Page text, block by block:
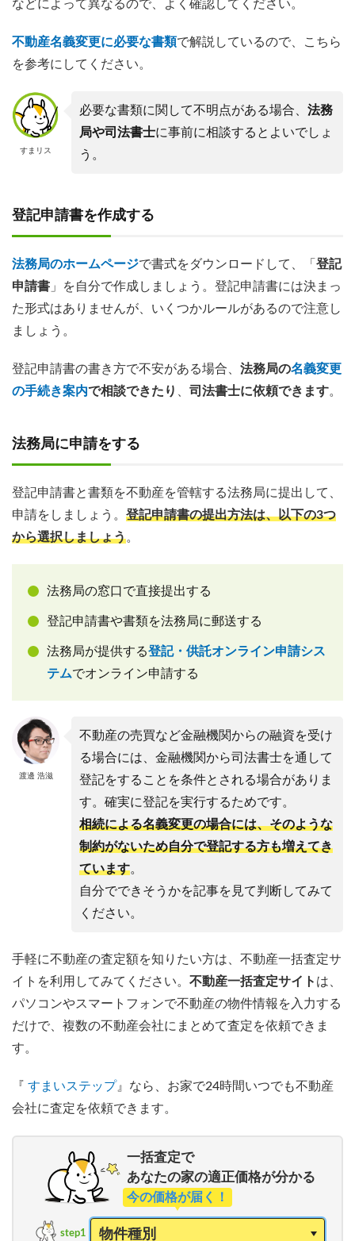
などによって異なるので、よく確認してください。
不動産名義変更に必要な書類で解説しているので、こちら
を参考にしてください。
すまリス
必要な書類に関して不明点がある場合、 法務
局や司法書士に事前に相談するとよいでしょ
う。
登記申請書を作成する
法務局のホームページで書式をダウンロードして、「 登記
申請書 」を自分で作成しましょう。登記申請書には決まっ
た形式はありませんが、いくつかルールがあるので注意し
ましょう。
登記申請書の書き方で不安がある場合、 法務局の名義変更
の手続き案内で相談できたり 司法書士に依頼できます。
法務局に申請をする
登記申請書と書類を不動産を管轄する法務局に提出して、
申請をしましょう。 登記申請書の提出方法は、以下の3つ
から選択しましょう。
法務局の窓口で直接提出する
登記申請書や書類を法務局に郵送する
法務局が提供する登記・供託オンライン申請シス
テムでオンライン申請する
渡邊 浩滋
不動産の売買など金融機関からの融資を受け
る場合には、金融機関から司法書士を通して
登記をすることを条件とされる場合がありま
す。確実に登記を実行するためです。
相続による名義変更の場合には、そのような
制約がないため自分で登記する方も増えてき
ています。
自分でできそうかを記事を見て判断してみて
ください。
手軽に不動産の査定額を知りたい方は、不動産一括査定サ
イトを利用してみてください。 不動産一括査定サイト は、
パソコンやスマートフォンで不動産の物件情報を入力する
だけで、複数の不動産会社にまとめて査定を依頼できま
す。
『 すまいステップ』なら、お家で24時間いつでも不動産
会社に査定を依頼できます。
一括査定で
あなたの家の適正価格が分かる
今の価格が届く！
step1